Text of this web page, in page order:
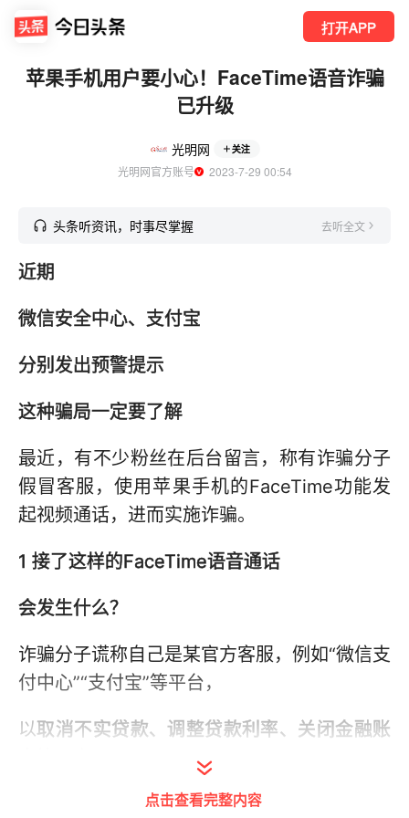
打开APP
苹果手机用户要小心！FaceTime语音诈骗
已升级
光明网 关注
光明网官方账号
  2023-7-29 00:54
头条听资讯，时事尽掌握 去听全文
近期
微信安全中心、支付宝
分别发出预警提示
这种骗局一定要了解
最近，有不少粉丝在后台留言，称有诈骗分子
假冒客服，使用苹果手机的FaceTime功能发
起视频通话，进而实施诈骗。
1 接了这样的FaceTime语音通话
会发生什么？
诈骗分子谎称自己是某官方客服，例如“微信支
付中心”“支付宝”等平台，
以取消不实贷款、调整贷款利率、关闭金融账
要求事主下载各类视频会议软件
点击查看完整内容